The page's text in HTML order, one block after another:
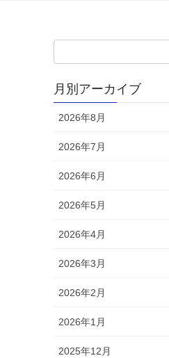
月別アーカイブ
2026年8月
2026年7月
2026年6月
2026年5月
2026年4月
2026年3月
2026年2月
2026年1月
2025年12月